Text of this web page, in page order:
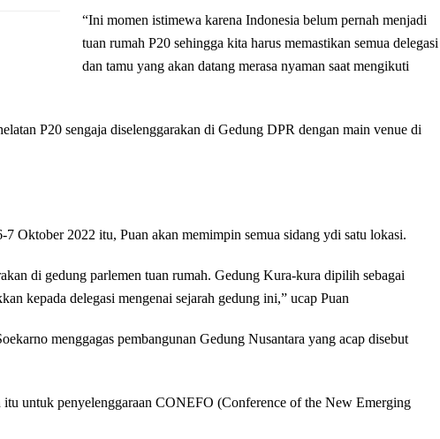
“Ini momen istimewa karena Indonesia belum pernah menjadi
tuan rumah P20 sehingga kita harus memastikan semua delegasi
dan tamu yang akan datang merasa nyaman saat mengikuti
P20 sengaja diselenggarakan di Gedung DPR dengan main venue di
Oktober 2022 itu, Puan akan memimpin semua sidang ydi satu lokasi.
di gedung parlemen tuan rumah. Gedung Kura-kura dipilih sebagai
kepada delegasi mengenai sejarah gedung ini,” ucap Puan
menggagas pembangunan Gedung Nusantara yang acap disebut
untuk penyelenggaraan CONEFO (Conference of the New Emerging